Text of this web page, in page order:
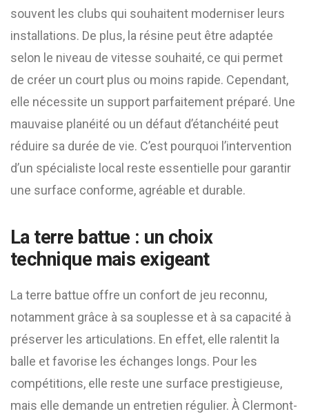
souvent les clubs qui souhaitent moderniser leurs
installations. De plus, la résine peut être adaptée
selon le niveau de vitesse souhaité, ce qui permet
de créer un court plus ou moins rapide. Cependant,
elle nécessite un support parfaitement préparé. Une
mauvaise planéité ou un défaut d’étanchéité peut
réduire sa durée de vie. C’est pourquoi l’intervention
d’un spécialiste local reste essentielle pour garantir
une surface conforme, agréable et durable.
La terre battue : un choix
technique mais exigeant
La terre battue offre un confort de jeu reconnu,
notamment grâce à sa souplesse et à sa capacité à
préserver les articulations. En effet, elle ralentit la
balle et favorise les échanges longs. Pour les
compétitions, elle reste une surface prestigieuse,
mais elle demande un entretien régulier. À Clermont-